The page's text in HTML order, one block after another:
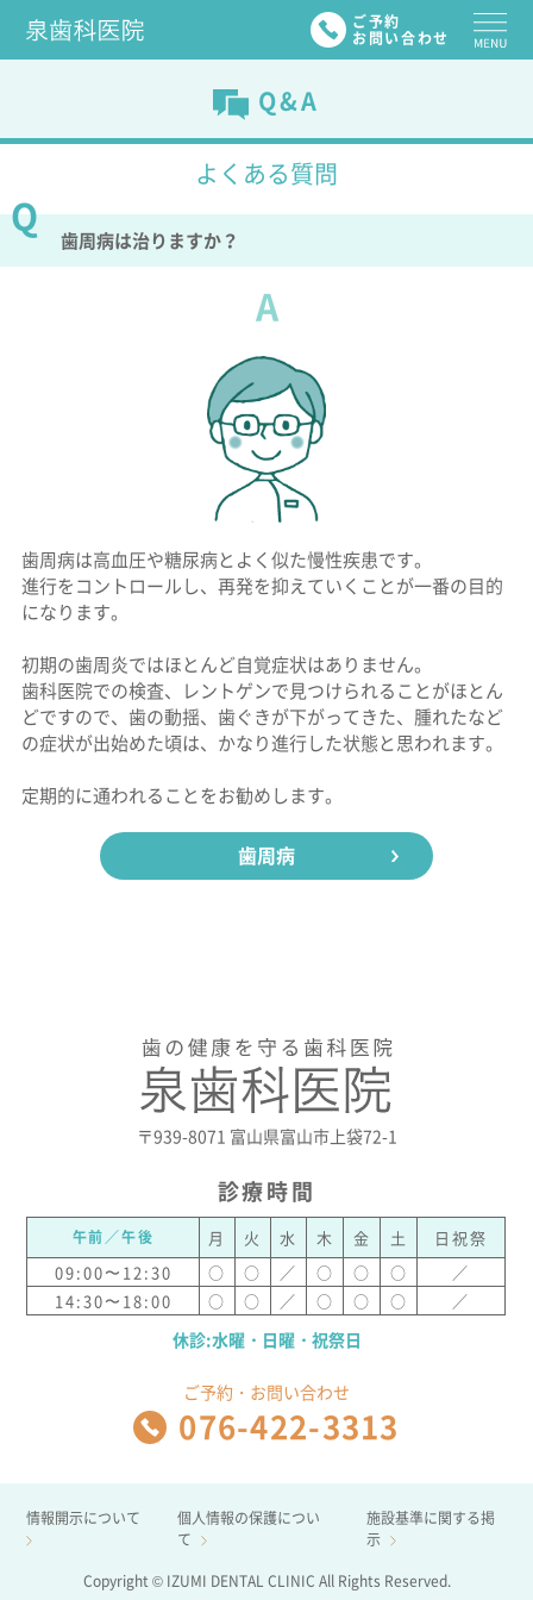
ご予約
お問い合わせ
Q&A
よくある質問
歯周病は治りますか？
A
歯周病は高血圧や糖尿病とよく似た慢性疾患です。
進行をコントロールし、再発を抑えていくことが一番の目的
になります。
初期の歯周炎ではほとんど自覚症状はありません。
歯科医院での検査、レントゲンで見つけられることがほとん
どですので、歯の動揺、歯ぐきが下がってきた、腫れたなど
の症状が出始めた頃は、かなり進行した状態と思われます。
定期的に通われることをお勧めします。
歯周病
〒939-8071 富山県富山市上袋72-1
診療時間
午前／午後 月 火 水 木 金 土
日祝祭
09:00〜12:30
○ ○ ／ ○ ○ ○
／
14:30〜18:00
○ ○ ／ ○ ○ ○ ／
休診:水曜・日曜・祝祭日
ご予約・お問い合わせ
076-422-3313
Copyright © IZUMI DENTAL CLINIC All Rights Reserved.
情報開示について
個人情報の保護につい
て
施設基準に関する掲
示